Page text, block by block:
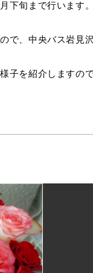
下旬まで行います
で、中央バス岩見
子を紹介しますの